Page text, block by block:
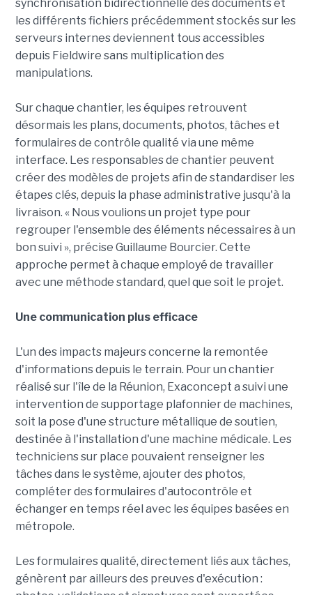
synchronisation bidirectionnelle des documents et
les différents fichiers précédemment stockés sur les
serveurs internes deviennent tous accessibles
depuis Fieldwire sans multiplication des
manipulations.
Sur chaque chantier, les équipes retrouvent
désormais les plans, documents, photos, tâches et
formulaires de contrôle qualité via une même
interface. Les responsables de chantier peuvent
créer des modèles de projets afin de standardiser les
étapes clés, depuis la phase administrative jusqu'à la
livraison. « Nous voulions un projet type pour
regrouper l'ensemble des éléments nécessaires à un
bon suivi », précise Guillaume Bourcier. Cette
approche permet à chaque employé de travailler
avec une méthode standard, quel que soit le projet.
Une communication plus efficace
L'un des impacts majeurs concerne la remontée
d'informations depuis le terrain. Pour un chantier
réalisé sur l'île de la Réunion, Exaconcept a suivi une
intervention de supportage plafonnier de machines,
soit la pose d'une structure métallique de soutien,
destinée à l'installation d'une machine médicale. Les
techniciens sur place pouvaient renseigner les
tâches dans le système, ajouter des photos,
compléter des formulaires d'autocontrôle et
échanger en temps réel avec les équipes basées en
métropole.
Les formulaires qualité, directement liés aux tâches,
génèrent par ailleurs des preuves d'exécution :